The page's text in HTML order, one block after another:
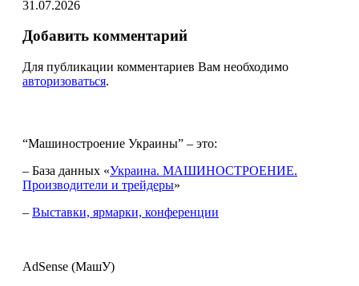
31.07.2026
Добавить комментарий
Для публикации комментариев Вам необходимо
авторизоваться.
“Машиностроение Украины” – это:
– База данных «Украина. МАШИНОСТРОЕНИЕ.
Производители и трейдеры»
– Выставки, ярмарки, конференции
AdSense (МашУ)